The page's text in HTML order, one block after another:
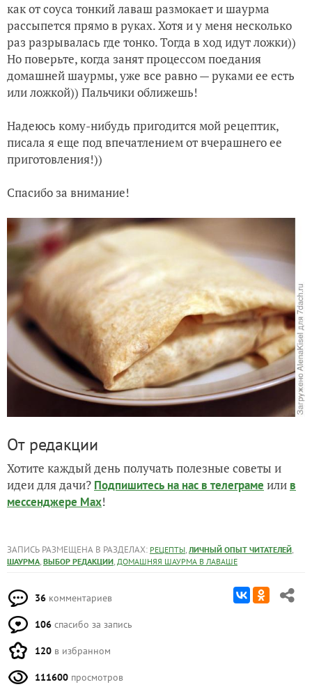
как от соуса тонкий лаваш размокает и шаурма
рассыпется прямо в руках. Хотя и у меня несколько
раз разрывалась где тонко. Тогда в ход идут ложки))
Но поверьте, когда занят процессом поедания
домашней шаурмы, уже все равно — руками ее есть
или ложкой)) Пальчики оближешь!
Надеюсь кому-нибудь пригодится мой рецептик,
писала я еще под впечатлением от вчерашнего ее
приготовления!))
Спасибо за внимание!
От редакции
Хотите каждый день получать полезные советы и
идеи для дачи? Подпишитесь на нас в телеграме или в
мессенджере Max!
ЗАПИСЬ РАЗМЕЩЕНА В РАЗДЕЛАХ: РЕЦЕПТЫ, ЛИЧНЫЙ ОПЫТ ЧИТАТЕЛЕЙ,
ШАУРМА, ВЫБОР РЕДАКЦИИ, ДОМАШНЯЯ ШАУРМА В ЛАВАШЕ
36 комментариев
106 спасибо за запись
120 в избранном
111600 просмотров